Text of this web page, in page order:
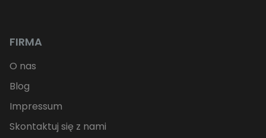
FIRMA
O nas
Blog
Impressum
Skontaktuj się z nami